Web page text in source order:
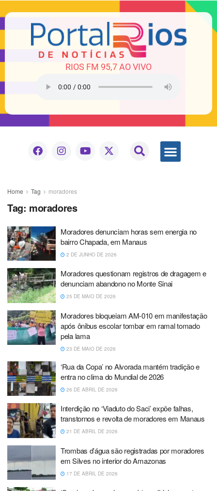
RIOS FM 95,7 AO VIVO
Home Tag moradores
Tag: moradores
Moradores denunciam horas sem energia no
bairro Chapada, em Manaus
2 DE JUNHO DE 2026
Moradores questionam registros de dragagem e
denunciam abandono no Monte Sinai
25 DE MAIO DE 2026
Moradores bloqueiam AM-010 em manifestação
após ônibus escolar tombar em ramal tomado
pela lama
23 DE MAIO DE 2026
‘Rua da Copa’ no Alvorada mantém tradição e
entra no clima do Mundial de 2026
26 DE ABRIL DE 2026
Interdição no ‘Viaduto do Saci’ expõe falhas,
transtornos e revolta de moradores em Manaus
21 DE ABRIL DE 2026
Trombas d’água são registradas por moradores
em Silves no interior do Amazonas
17 DE ABRIL DE 2026